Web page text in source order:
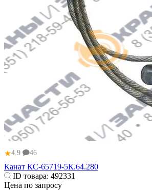
★4.9 46
Канат КС-65719-5К.64.280
ID товара: 492331
Цена по запросу